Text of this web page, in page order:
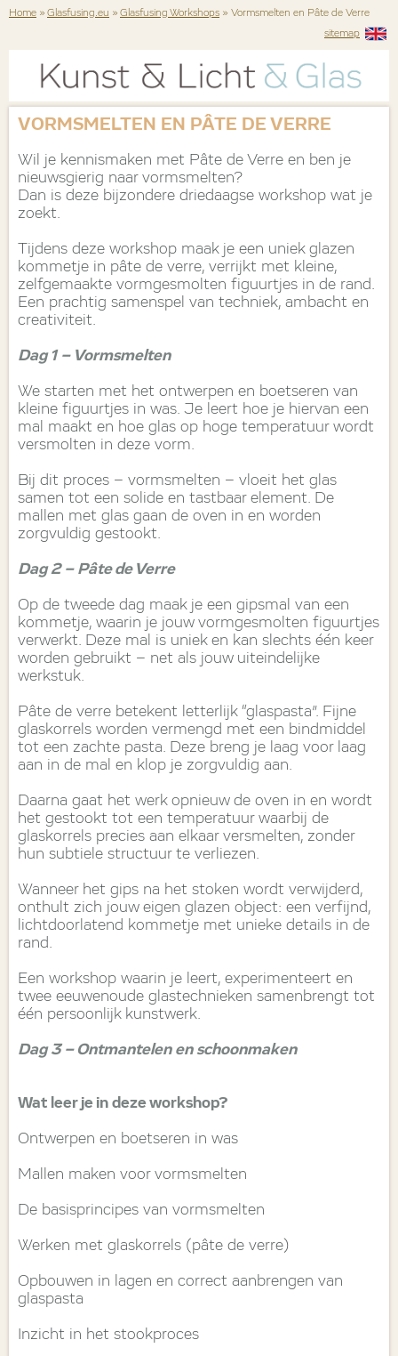
Home » Glasfusing.eu » Glasfusing Workshops » Vormsmelten en Pâte de Verre
sitemap
VORMSMELTEN EN PÂTE DE VERRE
Wil je kennismaken met Pâte de Verre en ben je
nieuwsgierig naar vormsmelten?
Dan is deze bijzondere driedaagse workshop wat je
zoekt.
Tijdens deze workshop maak je een uniek glazen
kommetje in pâte de verre, verrijkt met kleine,
zelfgemaakte vormgesmolten figuurtjes in de rand.
Een prachtig samenspel van techniek, ambacht en
creativiteit.
Dag 1 – Vormsmelten
We starten met het ontwerpen en boetseren van
kleine figuurtjes in was. Je leert hoe je hiervan een
mal maakt en hoe glas op hoge temperatuur wordt
versmolten in deze vorm.
Bij dit proces – vormsmelten – vloeit het glas
samen tot een solide en tastbaar element. De
mallen met glas gaan de oven in en worden
zorgvuldig gestookt.
Dag 2 – Pâte de Verre
Op de tweede dag maak je een gipsmal van een
kommetje, waarin je jouw vormgesmolten figuurtjes
verwerkt. Deze mal is uniek en kan slechts één keer
worden gebruikt – net als jouw uiteindelijke
werkstuk.
Pâte de verre betekent letterlijk “glaspasta”. Fijne
glaskorrels worden vermengd met een bindmiddel
tot een zachte pasta. Deze breng je laag voor laag
aan in de mal en klop je zorgvuldig aan.
Daarna gaat het werk opnieuw de oven in en wordt
het gestookt tot een temperatuur waarbij de
glaskorrels precies aan elkaar versmelten, zonder
hun subtiele structuur te verliezen.
Wanneer het gips na het stoken wordt verwijderd,
onthult zich jouw eigen glazen object: een verfijnd,
lichtdoorlatend kommetje met unieke details in de
rand.
Een workshop waarin je leert, experimenteert en
twee eeuwenoude glastechnieken samenbrengt tot
één persoonlijk kunstwerk.
Dag 3 – Ontmantelen en schoonmaken
Wat leer je in deze workshop?
Ontwerpen en boetseren in was
Mallen maken voor vormsmelten
De basisprincipes van vormsmelten
Werken met glaskorrels (pâte de verre)
Opbouwen in lagen en correct aanbrengen van
glaspasta
Inzicht in het stookproces